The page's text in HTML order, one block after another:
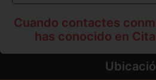
Cuando contactes
has conocido en